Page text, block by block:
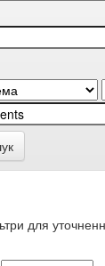
для